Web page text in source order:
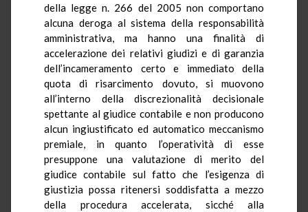
della legge n. 266 del 2005 non comportano
alcuna deroga al sistema della responsabilità
amministrativa, ma hanno una finalità di
accelerazione dei relativi giudizi e di garanzia
dell’incameramento certo e immediato della
quota di risarcimento dovuto, si muovono
all’interno della discrezionalità decisionale
spettante al giudice contabile e non producono
alcun ingiustificato ed automatico meccanismo
premiale, in quanto l’operatività di esse
presuppone una valutazione di merito del
giudice contabile sul fatto che l’esigenza di
giustizia possa ritenersi soddisfatta a mezzo
della procedura accelerata, sicché alla